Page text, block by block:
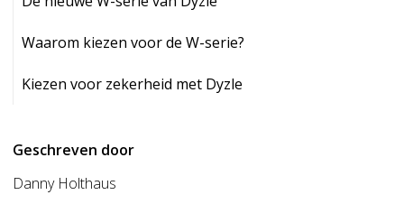
Waarom kiezen voor de W-serie?
Kiezen voor zekerheid met Dyzle
Geschreven door
Danny Holthaus